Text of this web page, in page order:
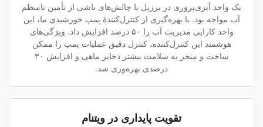
یک واحد آبزی‌پروری در برزیل با چالش‌های ناشی از تأمین نامنظم
آب مواجه بود. با بهره‌گیری از کنترل‌کنندهٔ پمپ خورشیدی ما، این
واحد کارایی مدیریت آب را ۵۰ درصد افزایش داد. ویژگی‌های
هوشمند این کنترل‌کننده، کنترل دقیق عملیات پمپ را ممکن
ساخت و منجر به سلامت بیشتر ذخایر ماهی و افزایش ۳۰
درصدی بهره‌وری شد.
تقویت پایداری در ویتنام